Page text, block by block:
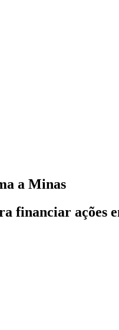
a Minas
financiar ações